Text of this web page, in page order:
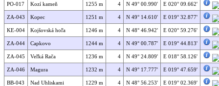
PO-017 Kozí kameň 1255 m 4 N 49° 00.990' E 020° 09.662'
ZA-043 Kopec 1251 m 4 N 49° 14.610' E 019° 32.877'
KE-004 Kojšovská hoľa 1246 m 4 N 48° 46.942' E 020° 59.276'
ZA-044 Capkovo 1244 m 4 N 49° 00.787' E 019° 44.813'
ZA-045 Veľká Rača 1236 m 4 N 49° 24.809' E 018° 58.126'
ZA-046 Magura 1232 m 4 N 49° 17.777' E 019° 47.659'
BB-043 Nad Uhliskami 1229 m 4 N 48° 56.253' E 019° 02.369'